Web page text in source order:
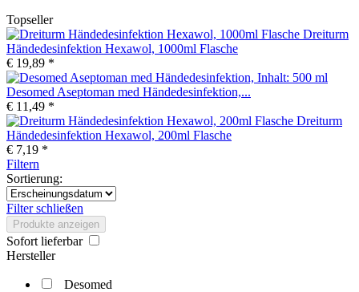
Topseller
Dreiturm
Händedesinfektion Hexawol, 1000ml Flasche
€ 19,89 *
Desomed Aseptoman med Händedesinfektion,...
€ 11,49 *
Dreiturm
Händedesinfektion Hexawol, 200ml Flasche
€ 7,19 *
Filtern
Sortierung:
Filter schließen
Produkte anzeigen
Sofort lieferbar
Hersteller
Desomed